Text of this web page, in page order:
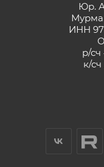
Юр.
ИНН
р/сч
к/